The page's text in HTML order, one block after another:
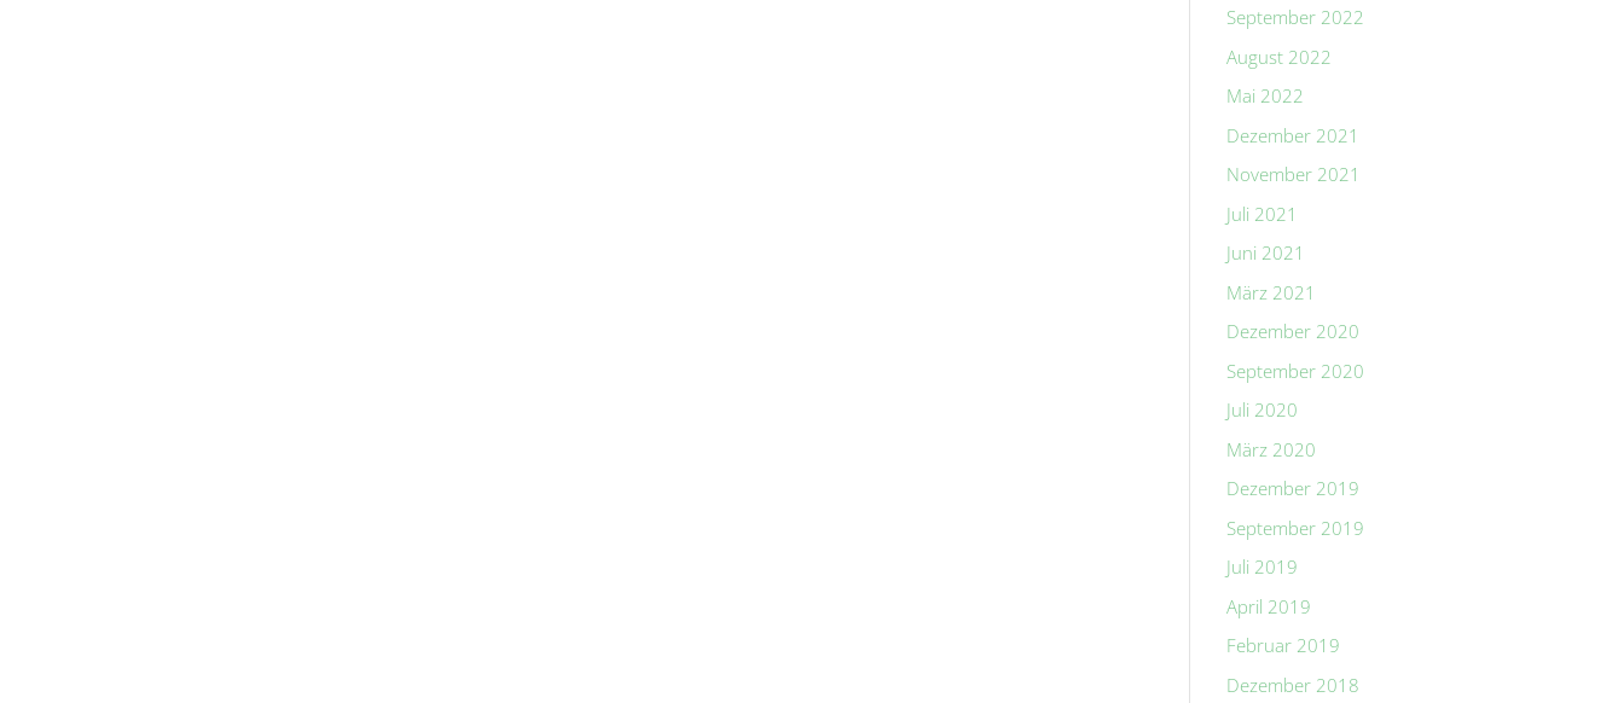
September 2022
August 2022
Mai 2022
Dezember 2021
November 2021
Juli 2021
Juni 2021
März 2021
Dezember 2020
September 2020
Juli 2020
März 2020
Dezember 2019
September 2019
Juli 2019
April 2019
Februar 2019
Dezember 2018